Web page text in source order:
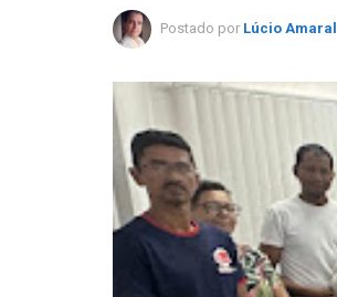
Postado por Lúcio Amaral